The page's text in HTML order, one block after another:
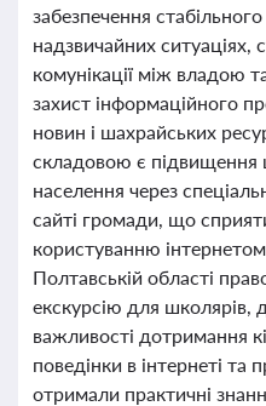
забезпечення стабільного
надзвичайних ситуаціях,
комунікації між владою
захист інформаційного
новин і шахрайських
складовою є підвищення
населення через
сайті громади, що
користуванню інтернетом
Полтавській області
екскурсію для школярів,
важливості дотримання
поведінки в інтернеті та
отримали практичні